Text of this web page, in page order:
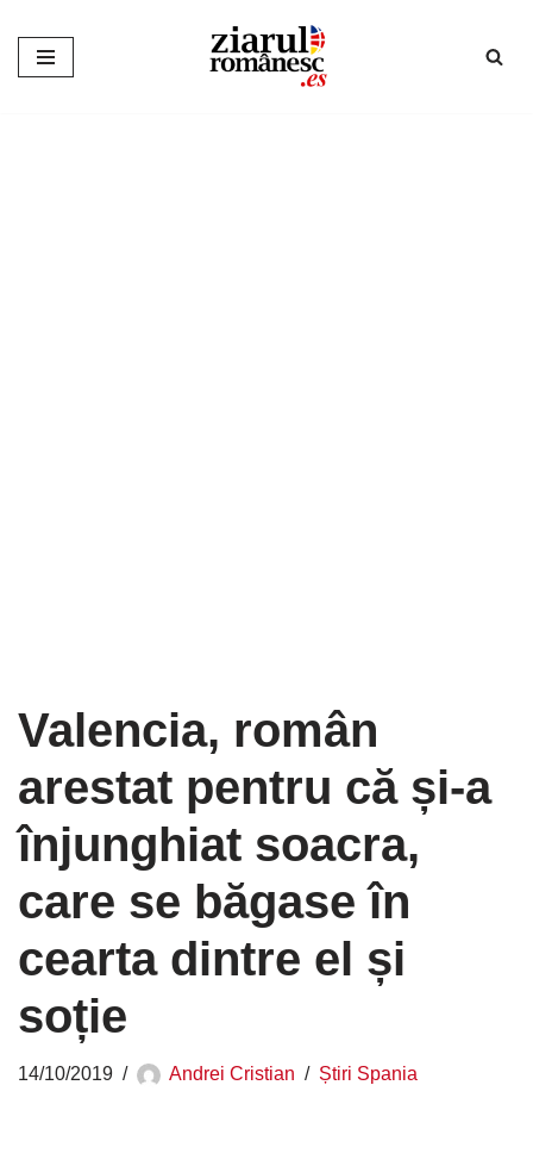
Sari
Valencia, român
arestat pentru că și-a
înjunghiat soacra,
care se băgase în
cearta dintre el și
soție
14/10/2019 Andrei Cristian Știri Spania